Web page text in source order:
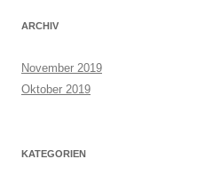
ARCHIV
November 2019
Oktober 2019
KATEGORIEN